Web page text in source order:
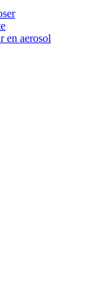
en aerosol